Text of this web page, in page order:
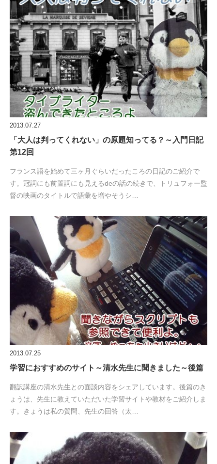
2013.07.27
「大人は判ってくれない」の原題知ってる？～入門日記
第12回
フランス語を始めて三ヶ月ぐらいだったころの日記のご紹介で
す。冠詞にも前置詞にも見えるdeの話の続きで、トリュフォー監
督の映画のタイトルで語彙を増やそうシ…
2013.07.25
学習におすすめのサイト～清水先生に聞きました～後篇
翻訳講座の清水先生との面談内容をシェアしています。後篇のき
ょうは、先生に教えていただいた学習サイトや教材をご紹介しま
す。きょうは私の質問、先生の回答（太…